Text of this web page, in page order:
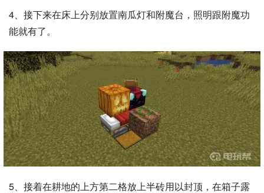
4、接下来在床上分别放置南瓜灯和附魔台，照明跟附魔功
能就有了。
5、接着在耕地的上方第二格放上半砖用以封顶，在箱子露